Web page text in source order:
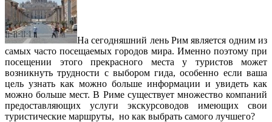
На сегодняшний лень Рим является одним из
самых часто посещаемых городов мира. Именно поэтому при
посещении этого прекрасного места у туристов может
возникнуть трудности с выбором гида, особенно если ваша
цель узнать как можно больше информации и увидеть как
можно больше мест. В Риме существует множество компаний
предоставляющих услуги экскурсоводов имеющих свои
туристические маршруты, но как выбрать самого лучшего?